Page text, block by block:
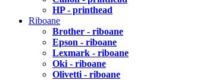
HP - printhead
Riboane
Brother - riboane
Epson - riboane
Lexmark - riboane
Oki - riboane
Olivetti - riboane